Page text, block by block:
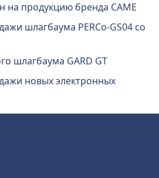
на продукцию бренда CAME
шлагбаума PERCo-GS04 со
шлагбаума GARD GT
новых электронных